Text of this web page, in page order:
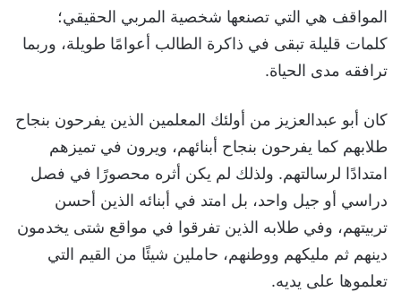
المواقف هي التي تصنعها شخصية المربي الحقيقي؛
كلمات قليلة تبقى في ذاكرة الطالب أعوامًا طويلة، وربما
ترافقه مدى الحياة.
كان أبو عبدالعزيز من أولئك المعلمين الذين يفرحون بنجاح
طلابهم كما يفرحون بنجاح أبنائهم، ويرون في تميزهم
امتدادًا لرسالتهم. ولذلك لم يكن أثره محصورًا في فصل
دراسي أو جيل واحد، بل امتد في أبنائه الذين أحسن
تربيتهم، وفي طلابه الذين تفرقوا في مواقع شتى يخدمون
دينهم ثم مليكهم ووطنهم، حاملين شيئًا من القيم التي
تعلموها على يديه.